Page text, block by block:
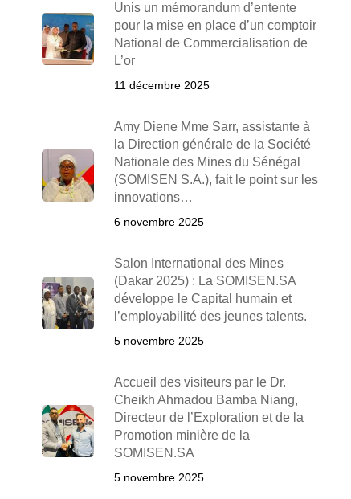
Unis un mémorandum d’entente
pour la mise en place d’un comptoir
National de Commercialisation de
L’or
11 décembre 2025
Amy Diene Mme Sarr, assistante à
la Direction générale de la Société
Nationale des Mines du Sénégal
(SOMISEN S.A.), fait le point sur les
innovations…
6 novembre 2025
Salon International des Mines
(Dakar 2025) : La SOMISEN.SA
développe le Capital humain et
l’employabilité des jeunes talents.
5 novembre 2025
Accueil des visiteurs par le Dr.
Cheikh Ahmadou Bamba Niang,
Directeur de l’Exploration et de la
Promotion minière de la
SOMISEN.SA
5 novembre 2025